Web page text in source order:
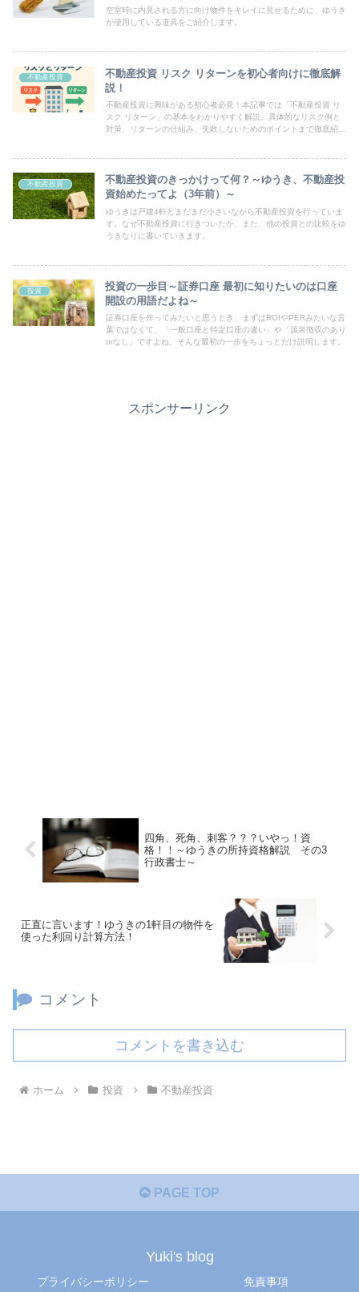
空室時に内見される方に向け物件をキレイに見せるために、ゆうき
が使用している道具をご紹介します。
不動産投資
不動産投資 リスク リターンを初心者向けに徹底解
説！
不動産投資に興味がある初心者必見！本記事では「不動産投資 リ
スク リターン」の基本をわかりやすく解説。具体的なリスク例と
対策、リターンの仕組み、失敗しないためのポイントまで徹底紹
不動産投資
不動産投資のきっかけって何？～ゆうき、不動産投
資始めたってよ（3年前）～
ゆうきは戸建4軒とまだまだ小さいながら不動産投資を行っていま
す。なぜ不動産投資に行きついたか、また、他の投資との比較をゆ
うきなりに書いていきます。
投資
投資の一歩目～証券口座 最初に知りたいのは口座
開設の用語だよね～
証券口座を作ってみたいと思うとき、まずはROIやPERみたいな言
葉ではなくて、「一般口座と特定口座の違い」や「源泉徴収のあり
orなし」ですよね。そんな最初の一歩をちょっとだけ説明します。
スポンサーリンク
四角、死角、刺客？？？いやっ！資
格！！～ゆうきの所持資格解説 その3
行政書士～
正直に言います！ゆうきの1軒目の物件を
使った利回り計算方法！
コメント
コメントを書き込む
ホーム 投資 不動産投資
PAGE TOP
Yuki's blog
プライバシーポリシー 免責事項